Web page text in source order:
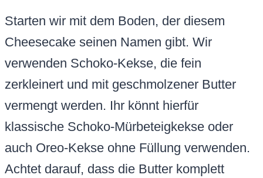
Starten wir mit dem Boden, der diesem
Cheesecake seinen Namen gibt. Wir
verwenden Schoko-Kekse, die fein
zerkleinert und mit geschmolzener Butter
vermengt werden. Ihr könnt hierfür
klassische Schoko-Mürbeteigkekse oder
auch Oreo-Kekse ohne Füllung verwenden.
Achtet darauf, dass die Butter komplett